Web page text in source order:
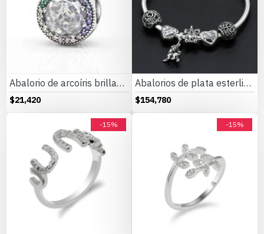
Abalorio de arcoíris brillante de Plata de Ley 925 compatible con pulsera Original Pandora, abalorio de estrella de arcoíris brillante, joyería de moda
$21,420
Abalorios de plata esterlina 925 pura, abalorios de animales, elefante, hipopótamo, corazones, pulsera artesanal
$154,780
-15% -15%